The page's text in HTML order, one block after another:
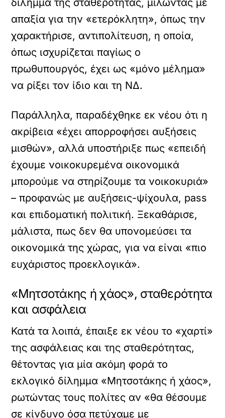
δίλημμα της σταθερότητας, μιλώντας με
απαξία για την «ετερόκλητη», όπως την
χαρακτήρισε, αντιπολίτευση, η οποία,
όπως ισχυρίζεται παγίως ο
πρωθυπουργός, έχει ως «μόνο μέλημα»
να ρίξει τον ίδιο και τη ΝΔ.
Παράλληλα, παραδέχθηκε εκ νέου ότι η
ακρίβεια «έχει απορροφήσει αυξήσεις
μισθών», αλλά υποστήριξε πως «επειδή
έχουμε νοικοκυρεμένα οικονομικά
μπορούμε να στηρίζουμε τα νοικοκυριά»
– προφανώς με αυξήσεις-ψίχουλα, pass
και επιδοματική πολιτική. Ξεκαθάρισε,
μάλιστα, πως δεν θα υπονομεύσει τα
οικονομικά της χώρας, για να είναι «πιο
ευχάριστος προεκλογικά».
«Μητσοτάκης ή χάος», σταθερότητα
και ασφάλεια
Κατά τα λοιπά, έπαιξε εκ νέου το «χαρτί»
της ασφάλειας και της σταθερότητας,
θέτοντας για μία ακόμη φορά το
εκλογικό δίλημμα «Μητσοτάκης ή χάος»,
ρωτώντας τους πολίτες αν «θα θέσουμε
σε κίνδυνο όσα πετύχαμε με